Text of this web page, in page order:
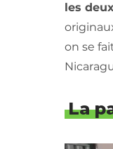
les
on se
La